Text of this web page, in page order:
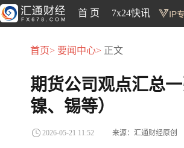
首 页 7x24快讯
首页> 要闻中心> 正文
期货公司观点汇总
镍、锡等）
2026-05-21 11:52 来源：汇通财经原创